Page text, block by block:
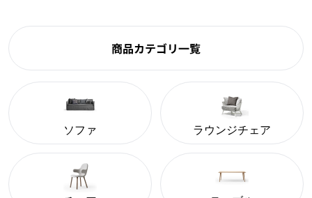
商品カテゴリ一覧
ソファ ラウンジチェア